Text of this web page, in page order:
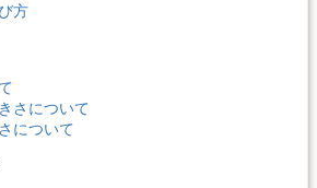
方
さについて
について